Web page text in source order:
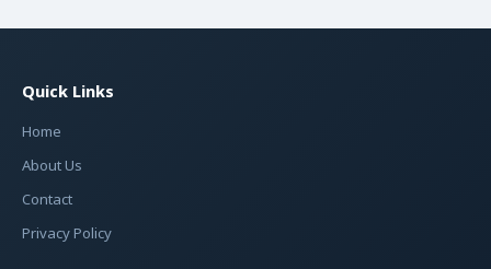
Quick Links
Home
About Us
Contact
Privacy Policy